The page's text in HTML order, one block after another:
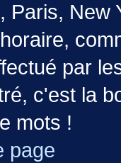
Paris, New
par
c'est la
mots !
page